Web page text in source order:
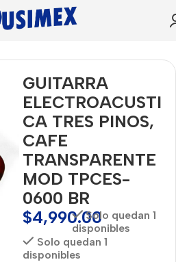
GUITARRA
ELECTROACUSTI
CA TRES PINOS,
CAFE
TRANSPARENTE
MOD TPCES-
0600 BR
$4,990.00Solo quedan 1
disponibles
Solo quedan 1
disponibles